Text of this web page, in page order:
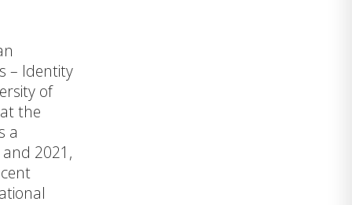
– Identity
of
the
a
2021,